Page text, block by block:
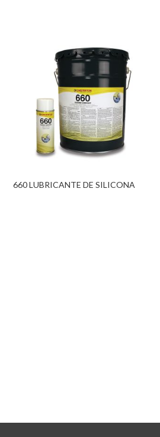
660 LUBRICANTE DE SILICONA